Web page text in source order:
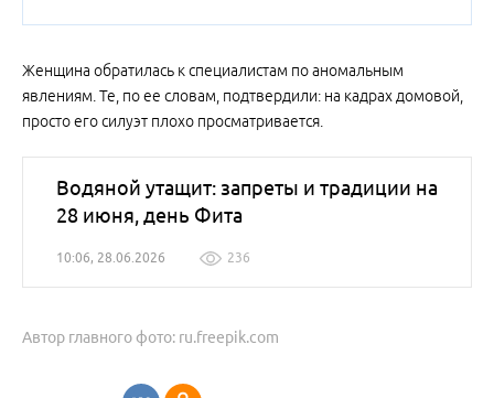
Женщина обратилась к специалистам по аномальным
явлениям. Те, по ее словам, подтвердили: на кадрах домовой,
просто его силуэт плохо просматривается.
Водяной утащит: запреты и традиции на
28 июня, день Фита
10:06, 28.06.2026 236
Автор главного фото: ru.freepik.com